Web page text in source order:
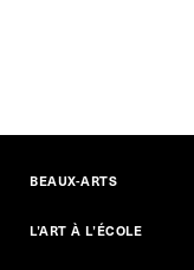
BEAUX-ARTS
L’ART À L’ÉCOLE